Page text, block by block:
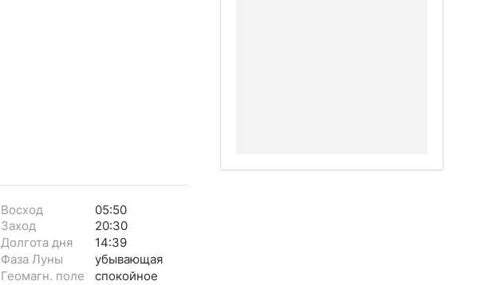
Восход
05:50
Заход
20:30
Долгота дня
14:39
Фаза Луны
убывающая
Геомагн. поле
спокойное